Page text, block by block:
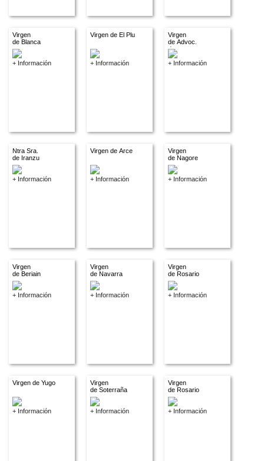
Virgen
de Blanca
+ Información
Virgen de El Plu
+ Información
Virgen
de Advoc.
descon.
+ Información
Ntra Sra.
de Iranzu
+ Información
Virgen de Arce
+ Información
Virgen
de Nagore
+ Información
Virgen
de Beriain
+ Información
Virgen
de Navarra
+ Información
Virgen
de Rosario
+ Información
Virgen de Yugo
+ Información
Virgen
de Soterraña
+ Información
Virgen
de Rosario
+ Información